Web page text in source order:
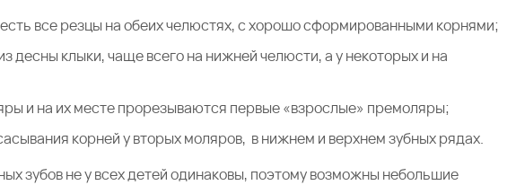
все резцы на обеих челюстях, с хорошо сформированными корнями;
десны клыки, чаще всего на нижней челюсти, а у некоторых и на
и на их месте прорезываются первые «взрослые» премоляры;
корней у вторых моляров, в нижнем и верхнем зубных рядах.
зубов не у всех детей одинаковы, поэтому возможны небольшие